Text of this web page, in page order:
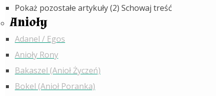
Pokaż pozostałe artykuły (2) Schowaj treść
Anioły
Adanel / Egos
Anioły Rony
Bakaszel (Anioł Życzeń)
Bokel (Anioł Poranka)